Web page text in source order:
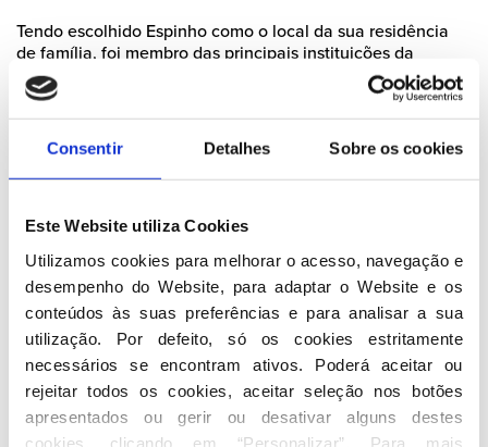
Consentir Detalhes Sobre os cookies
Este Website utiliza Cookies
Utilizamos cookies para melhorar o acesso, navegação e
desempenho do Website, para adaptar o Website e os
conteúdos às suas preferências e para analisar a sua
utilização. Por defeito, só os cookies estritamente
necessários se encontram ativos. Poderá aceitar ou
rejeitar todos os cookies, aceitar seleção nos botões
apresentados ou gerir ou desativar alguns destes
cookies, clicando em “Personalizar”. Para mais
Tendo escolhido Espinho como o local da sua residência
de família, foi membro das principais instituições da
cidade: Assembleia Municipal, da qual foi Presidente, e
Câmara Municipal, onde foi vereador.
Em 2002, numa eleição que deu a vitória ao PSD, tornou-
se deputado à Assembleia da República. Foi eleito noutras
quatro eleições legislativas (2005, 2009, 2011 e 2015),
sidoPresidente da bancada parlamentar entre 2011 e
A 28 de maio de 2022 vence as eleições diretas do PSD
com 72,48% dos votos.Toma posse como Presidente do
PSD no40º Congresso Nacionalcom o lema “Acreditar”.
elege a sua Comissão Política no42º Congresso Nacional
do PSDem Braga, no dia 19 e 20 de outubro de 2024, com